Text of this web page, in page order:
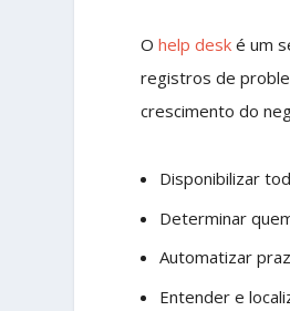
Ohelp deské um
registros de
crescimento do
Disponibilizar
Determinar
Automatizar
Entender e